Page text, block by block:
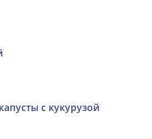
с кукурузой